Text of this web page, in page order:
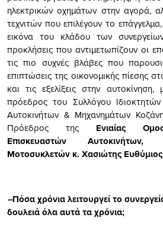
ηλεκτρικών οχημάτων στην αγορά,
τεχνιτών που επιλέγουν το
εικόνα του κλάδου των
προκλήσεις που αντιμετωπίζουν οι
τις πιο συχνές βλάβες που
επιπτώσεις της οικονομικής πίεσης
και τις εξελίξεις στην αυτοκίνηση,
πρόεδρος του Συλλόγου
Αυτοκινήτων & Μηχανημάτων
Πρόεδρος της Ενιαίας
Επισκευαστών
Μοτοσυκλετών κ. Χασιώτης Ευθύμιος
–Πόσα χρόνια λειτουργεί το
δουλειά όλα αυτά τα χρόνια;